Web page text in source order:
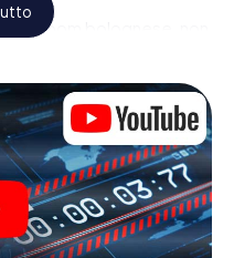
Room bolognese, non
suo campo di gioco
la sua avventura da
con accesso a
alla nostra app web.
per essere trascinati
complicati e